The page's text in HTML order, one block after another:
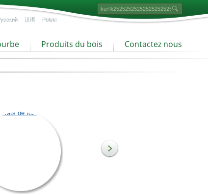
汉语 Polski
Produits du bois Contactez nous